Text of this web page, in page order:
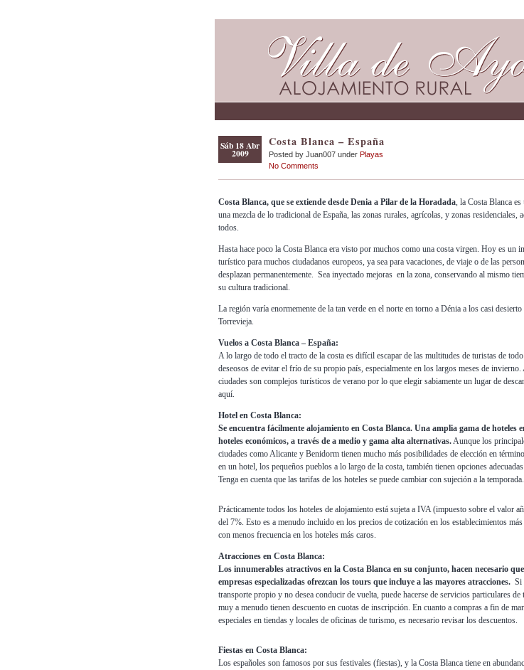
Sáb 18 Abr
2009
Costa Blanca – España
Posted by Juan007 under Playas
No Comments
Costa Blanca, que se extiende desde Denia a Pilar de la Horadada, la Costa Blanca
una mezcla de lo tradicional de España, las zonas rurales, agrícolas, y zonas residenciales,
todos.
Hasta hace poco la Costa Blanca era visto por muchos como una costa virgen. Hoy es un
turístico para muchos ciudadanos europeos, ya sea para vacaciones, de viaje o de las
desplazan permanentemente. Sea inyectado mejoras en la zona, conservando al mismo
su cultura tradicional.
La región varía enormemente de la tan verde en el norte en torno a Dénia a los casi
Torrevieja.
Vuelos a Costa Blanca – España:
A lo largo de todo el tracto de la costa es difícil escapar de las multitudes de turistas de
deseosos de evitar el frío de su propio país, especialmente en los largos meses de invierno.
ciudades son complejos turísticos de verano por lo que elegir sabiamente un lugar de
aquí.
Hotel en Costa Blanca:
Se encuentra fácilmente alojamiento en Costa Blanca. Una amplia gama de hoteles
hoteles económicos, a través de a medio y gama alta alternativas.Aunque los
ciudades como Alicante y Benidorm tienen mucho más posibilidades de elección en
en un hotel, los pequeños pueblos a lo largo de la costa, también tienen opciones
Tenga en cuenta que las tarifas de los hoteles se puede cambiar con sujeción a la temporada.
Prácticamente todos los hoteles de alojamiento está sujeta a IVA (impuesto sobre el valor
del 7%. Esto es a menudo incluido en los precios de cotización en los establecimientos
con menos frecuencia en los hoteles más caros.
Atracciones en Costa Blanca:
Los innumerables atractivos en la Costa Blanca en su conjunto, hacen necesario
empresas especializadas ofrezcan los tours que incluye a las mayores atracciones. Si
transporte propio y no desea conducir de vuelta, puede hacerse de servicios particulares de
muy a menudo tienen descuento en cuotas de inscripción. En cuanto a compras a fin de
especiales en tiendas y locales de oficinas de turismo, es necesario revisar los descuentos.
Fiestas en Costa Blanca:
Los españoles son famosos por sus festivales (fiestas), y la Costa Blanca tiene en